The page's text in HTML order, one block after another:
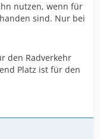
nutzen, wenn für
sind. Nur bei
den Radverkehr
Platz ist für den